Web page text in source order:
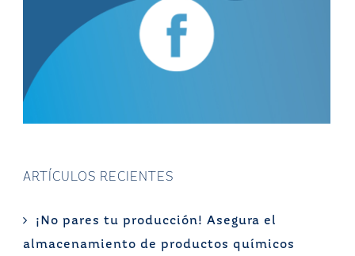
ARTÍCULOS RECIENTES
¡No pares tu producción! Asegura el
almacenamiento de productos químicos